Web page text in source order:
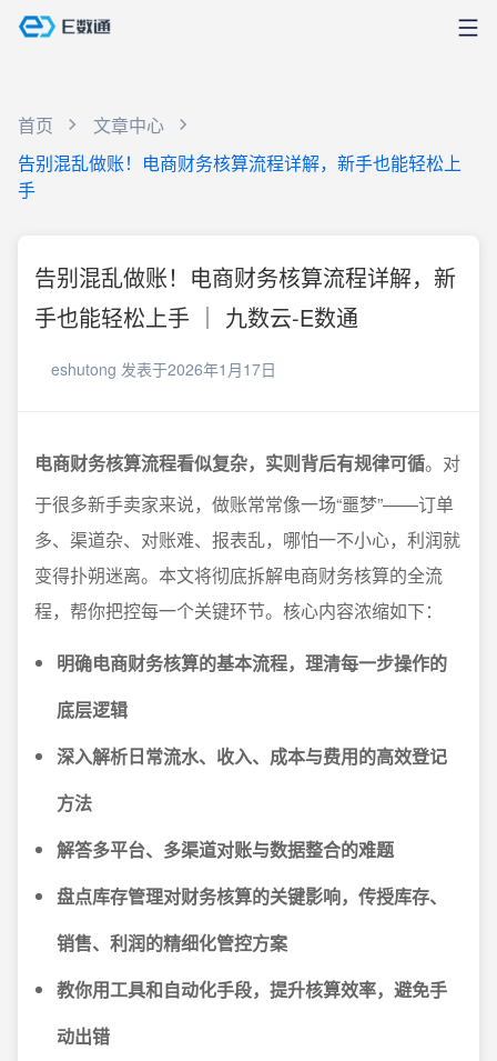
首页
文章中心
告别混乱做账！电商财务核算流程详解，新手也能轻松上
手
告别混乱做账！电商财务核算流程详解，新
手也能轻松上手 ｜ 九数云-E数通
eshutong 发表于2026年1月17日
电商财务核算流程看似复杂，实则背后有规律可循。对
于很多新手卖家来说，做账常常像一场“噩梦”——订单
多、渠道杂、对账难、报表乱，哪怕一不小心，利润就
变得扑朔迷离。本文将彻底拆解电商财务核算的全流
程，帮你把控每一个关键环节。核心内容浓缩如下：
明确电商财务核算的基本流程，理清每一步操作的
底层逻辑
深入解析日常流水、收入、成本与费用的高效登记
方法
解答多平台、多渠道对账与数据整合的难题
盘点库存管理对财务核算的关键影响，传授库存、
销售、利润的精细化管控方案
教你用工具和自动化手段，提升核算效率，避免手
动出错